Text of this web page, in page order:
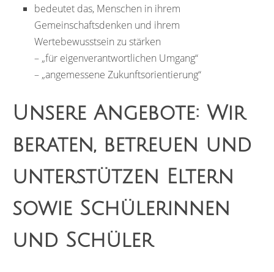
bedeutet das, Menschen in ihrem
Gemeinschaftsdenken und ihrem
Wertebewusstsein zu stärken
– „für eigenverantwortlichen Umgang“
– „angemessene Zukunftsorientierung“
Unsere Angebote: Wir
beraten, betreuen und
unterstützen Eltern
sowie Schülerinnen
und Schüler